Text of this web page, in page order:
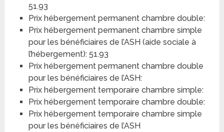
51.93
Prix hébergement permanent chambre double:
Prix hébergement permanent chambre simple
pour les bénéficiaires de l’ASH (aide sociale à
l’hébergement): 51.93
Prix hébergement permanent chambre double
pour les bénéficiaires de l’ASH:
Prix hébergement temporaire chambre simple:
Prix hébergement temporaire chambre double:
Prix hébergement temporaire chambre simple
pour les bénéficiaires de l’ASH